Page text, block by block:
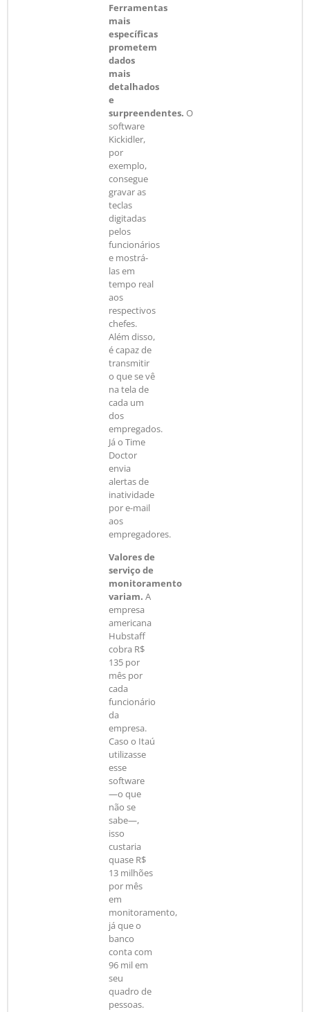
Ferramentas
mais
específicas
prometem
dados
mais
detalhados
e
surpreendentes. O
software
Kickidler,
por
exemplo,
consegue
gravar as
teclas
digitadas
pelos
funcionários
e mostrá-
las em
tempo real
aos
respectivos
chefes.
Além disso,
é capaz de
transmitir
o que se vê
na tela de
cada um
dos
empregados.
Já o Time
Doctor
envia
alertas de
inatividade
por e-mail
aos
empregadores.
Valores de
serviço de
monitoramento
variam. A
empresa
americana
Hubstaff
cobra R$
135 por
mês por
cada
funcionário
da
empresa.
Caso o Itaú
utilizasse
esse
software
—o que
não se
sabe—,
isso
custaria
quase R$
13 milhões
por mês
em
monitoramento,
já que o
banco
conta com
96 mil em
seu
quadro de
pessoas.